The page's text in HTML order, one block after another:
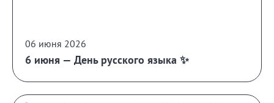
06 июня 2026
6 июня — День русского языка ✨